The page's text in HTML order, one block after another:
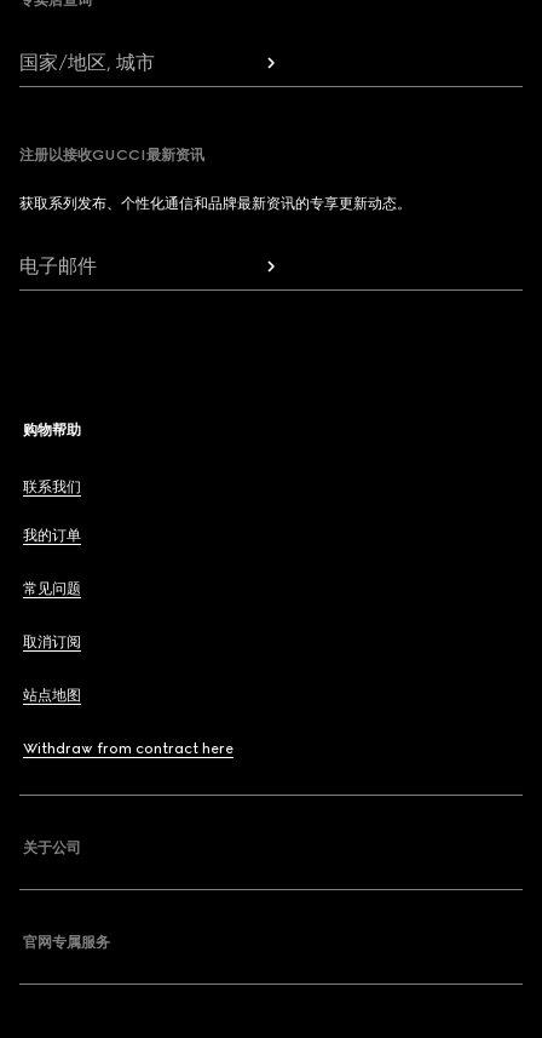
国家/地区, 城市
注册以接收GUCCI最新资讯
获取系列发布、个性化通信和品牌最新资讯的专享更新动态。
电子邮件
购物帮助
联系我们
我的订单
常见问题
取消订阅
站点地图
Withdraw from contract here
关于公司
官网专属服务